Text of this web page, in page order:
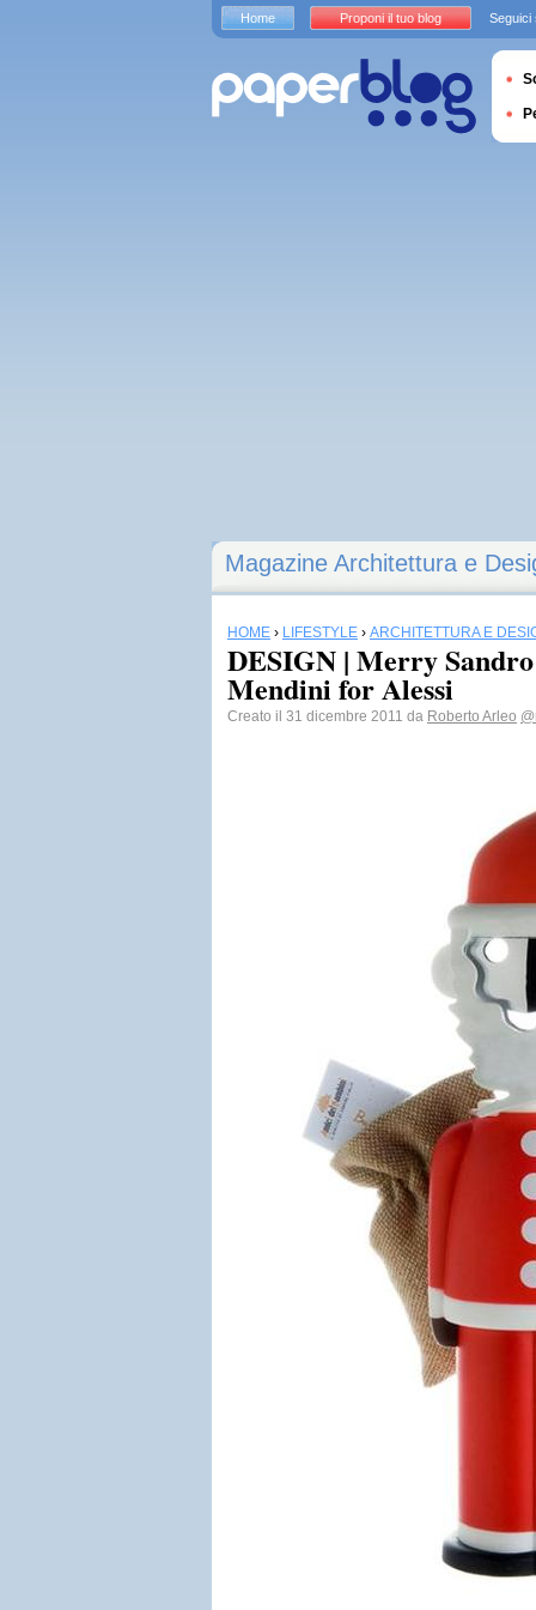
Magazine Architettura e
HOME › LIFESTYLE › ARCHITETTURA E
DESIGN | Merry
Mendini for Alessi
Creato il 31 dicembre 2011 da Roberto Arleo
Home Proponi il tuo blog Seguici